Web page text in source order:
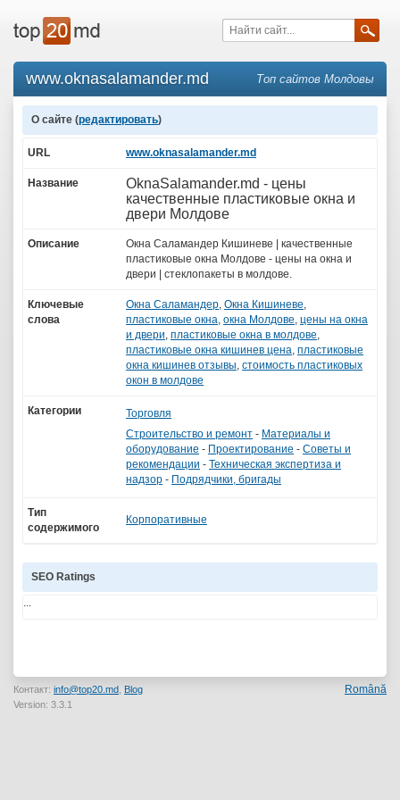
www.oknasalamander.md Топ сайтов Молдовы
О сайте (редактировать)
URL www.oknasalamander.md
Название
OknaSalamander.md - цены
качественные пластиковые окна и
двери Молдове
Описание
Окна Саламандер Кишиневе | качественные
пластиковые окна Молдове - цены на окна и
двери | стеклопакеты в молдове.
Ключевые
слова
Окна Саламандер, Окна Кишиневе,
пластиковые окна, окна Молдове, цены на окна
и двери, пластиковые окна в молдове,
пластиковые окна кишинев цена, пластиковые
окна кишинев отзывы, стоимость пластиковых
окон в молдове
Категории
Торговля
Строительство и ремонт - Материалы и
оборудование - Проектирование - Советы и
рекомендации - Техническая экспертиза и
надзор - Подрядчики, бригады
Тип
содержимого
Корпоративные
SEO Ratings
...
Контакт: info@top20.md Blog
Version: 3.3.1
Română